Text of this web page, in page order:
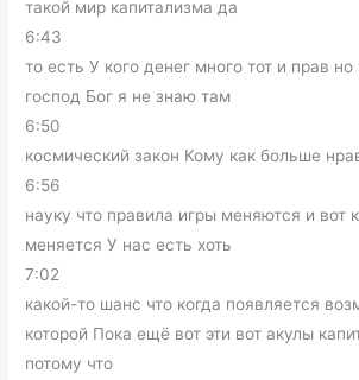
такой мир капитализма да
6:43
то есть У кого денег много тот и прав
господ Бог я не знаю там
6:50
космический закон Кому как больше
6:56
науку что правила игры меняются и вот
меняется У нас есть хоть
7:02
какой-то шанс что когда появляется
которой Пока ещё вот эти вот акулы
потому что